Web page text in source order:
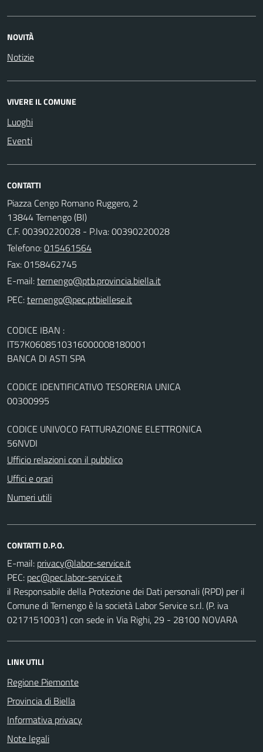
NOVITÀ
Notizie
VIVERE IL COMUNE
Luoghi
Eventi
CONTATTI
Piazza Cengo Romano Ruggero, 2
13844 Ternengo (BI)
C.F. 00390220028 - P.Iva: 00390220028
Telefono:015461564
Fax: 0158462745
E-mail:
PEC:
CODICE IBAN :
IT57K0608510316000008180001
BANCA DI ASTI SPA
CODICE IDENTIFICATIVO TESORERIA UNICA
00300995
CODICE UNIVOCO FATTURAZIONE ELETTRONICA
56NVDI
Ufficio relazioni con il pubblico
Uffici e orari
Numeri utili
CONTATTI D.P.O.
E-mail:
PEC:
il Responsabile della Protezione dei Dati personali (RPD) per il
Comune di Ternengo è la società Labor Service s.r.l. (P. iva
02171510031) con sede in Via Righi, 29 - 28100 NOVARA
LINK UTILI
Regione Piemonte
Provincia di Biella
Informativa privacy
Note legali